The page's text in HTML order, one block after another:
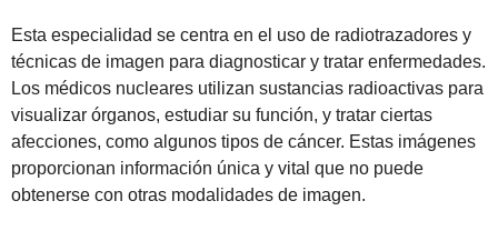
Esta especialidad se centra en el uso de radiotrazadores y
técnicas de imagen para diagnosticar y tratar enfermedades.
Los médicos nucleares utilizan sustancias radioactivas para
visualizar órganos, estudiar su función, y tratar ciertas
afecciones, como algunos tipos de cáncer. Estas imágenes
proporcionan información única y vital que no puede
obtenerse con otras modalidades de imagen.